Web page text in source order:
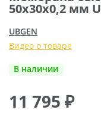
50х30х0,2 мм
UBGEN
Видео о товаре
В наличии
11 795 ₽